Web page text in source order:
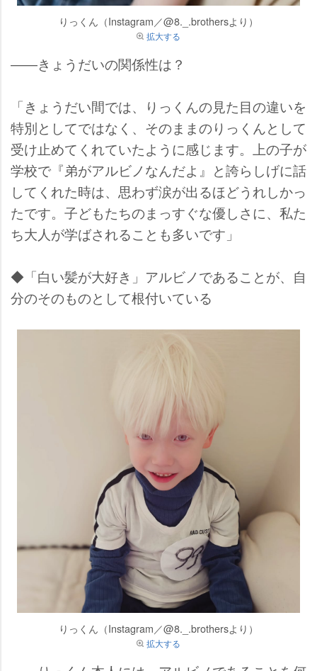
りっくん（Instagram／@8._.brothersより）
拡大する
――きょうだいの関係性は？
「きょうだい間では、りっくんの見た目の違いを
特別としてではなく、そのままのりっくんとして
受け止めてくれていたように感じます。上の子が
学校で『弟がアルビノなんだよ』と誇らしげに話
してくれた時は、思わず涙が出るほどうれしかっ
たです。子どもたちのまっすぐな優しさに、私た
ち大人が学ばされることも多いです」
◆「白い髪が大好き」アルビノであることが、自
分のそのものとして根付いている
りっくん（Instagram／@8._.brothersより）
拡大する